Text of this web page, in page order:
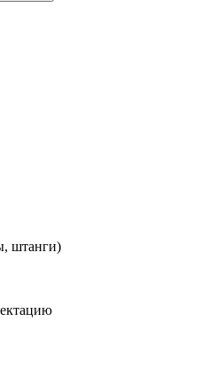
штанги)